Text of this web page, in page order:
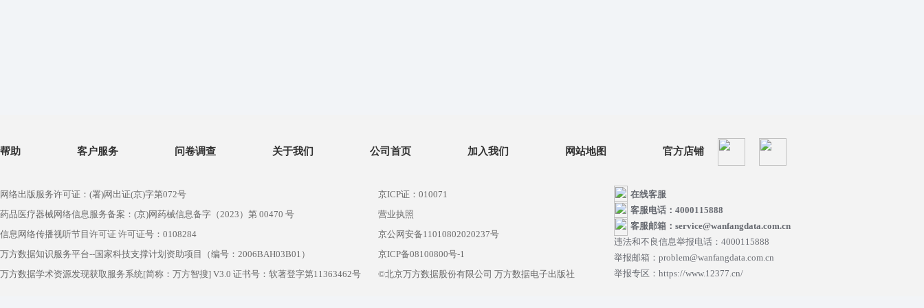
帮助 客户服务 问卷调查 关于我们 公司首页 加入我们 网站地图 官方店铺
网络出版服务许可证：(署)网出证(京)字第072号
药品医疗器械网络信息服务备案：(京)网药械信息备字（2023）第 00470 号
信息网络传播视听节目许可证 许可证号：0108284
万方数据知识服务平台--国家科技支撑计划资助项目（编号：2006BAH03B01）
万方数据学术资源发现获取服务系统[简称：万方智搜] V3.0 证书号：软著登字第11363462号
京ICP证：010071
营业执照
京公网安备11010802020237号
京ICP备08100800号-1
©北京万方数据股份有限公司 万方数据电子出版社
在线客服
客服电话：4000115888
客服邮箱：service@wanfangdata.com.cn
违法和不良信息举报电话：4000115888
举报邮箱：problem@wanfangdata.com.cn
举报专区：https://www.12377.cn/